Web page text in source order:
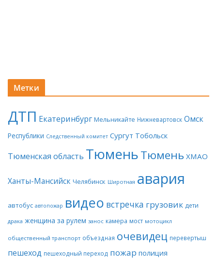
Метки
ДТП Екатеринбург Мельникайте Нижневартовск Омск
Республики Следственный комитет Сургут Тобольск
Тюменская область ТюменьТюмень ХМАО
Ханты-Мансийск Челябинск Широтная авария
автобус автопожар видео встречка грузовик дети
драка женщина за рулем занос камера мост мотоцикл
общественный транспорт объездная очевидец перевертыш
пешеход пешеходный переход пожар полиция